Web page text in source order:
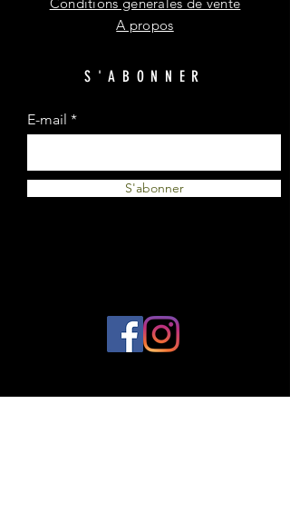
A propos
S'ABONNER
E-mail
S'abonner